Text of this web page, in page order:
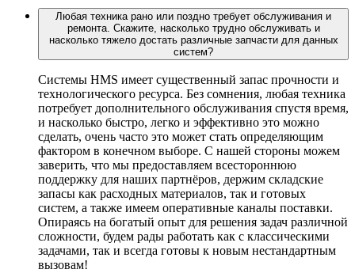
Любая техника рано или поздно требует обслуживания и
ремонта. Скажите, насколько трудно обслуживать и
насколько тяжело достать различные запчасти для данных
систем?
Системы HMS имеет существенный запас прочности и
технологического ресурса. Без сомнения, любая техника
потребует дополнительного обслуживания спустя время,
и насколько быстро, легко и эффективно это можно
сделать, очень часто это может стать определяющим
фактором в конечном выборе. С нашей стороны можем
заверить, что мы предоставляем всестороннюю
поддержку для наших партнёров, держим складские
запасы как расходных материалов, так и готовых
систем, а также имеем оперативные каналы поставки.
Опираясь на богатый опыт для решения задач различной
сложности, будем рады работать как с классическими
задачами, так и всегда готовы к новым нестандартным
вызовам!